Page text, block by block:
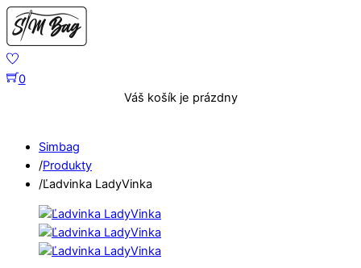
Skip
to
content
0
Váš košík je prázdny
Simbag
/Produkty
/Ľadvinka LadyVinka